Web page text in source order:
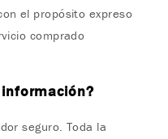
el propósito expreso
comprado
seguro. Toda la